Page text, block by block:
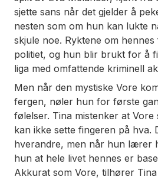
sjette sans når det gjelder å
nesten som om hun kan lukte
skjule noe. Ryktene om
politiet, og hun blir brukt for å
liga med omfattende kriminell
Men når den mystiske Vore
fergen, nøler hun for første
følelser. Tina mistenker at Vore
kan ikke sette fingeren på hva.
hverandre, men når hun lærer
hun at hele livet hennes er
Akkurat som Vore, tilhører